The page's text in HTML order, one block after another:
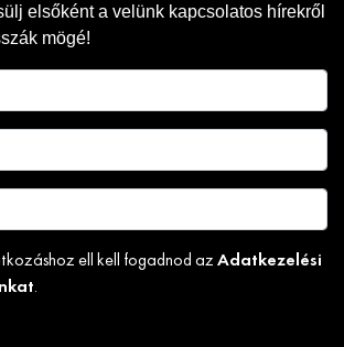
elsőként a velünk kapcsolatos hírekről
mögé!
ell kell fogadnod az Adatkezelési
.